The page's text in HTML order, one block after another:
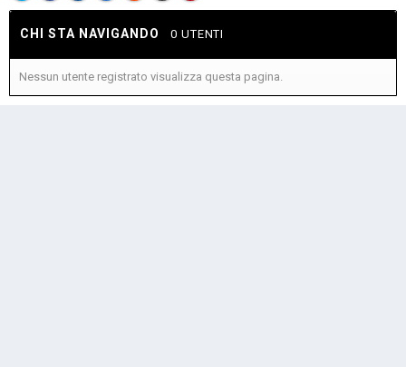
CHI STA NAVIGANDO 0 UTENTI
Nessun utente registrato visualizza questa pagina.